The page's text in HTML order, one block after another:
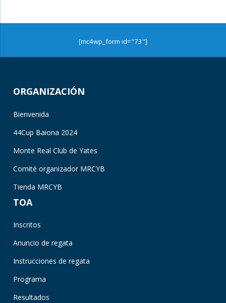
[mc4wp_form id="73"]
ORGANIZACIÓN
Bienvenida
44Cup Baiona 2024
Monte Real Club de Yates
Comité organizador MRCYB
Tienda MRCYB
TOA
Inscritos
Anuncio de regata
Instrucciones de regata
Programa
Resultados